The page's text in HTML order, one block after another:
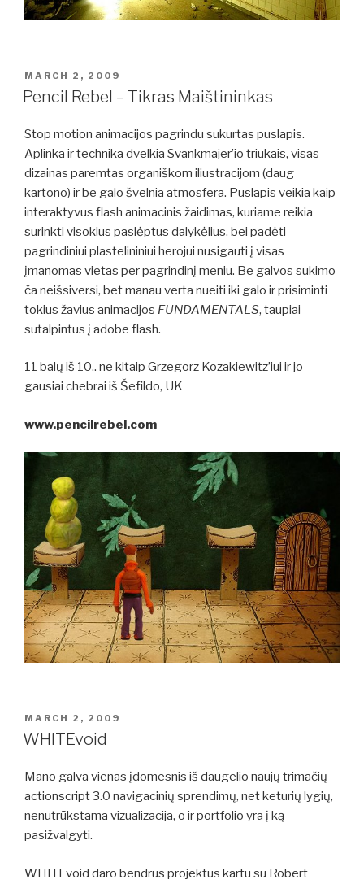
POSTED
ON
MARCH 2, 2009
Pencil Rebel – Tikras Maištininkas
Stop motion animacijos pagrindu sukurtas puslapis.
Aplinka ir technika dvelkia Svankmajer’io triukais, visas
dizainas paremtas organiškom iliustracijom (daug
kartono) ir be galo švelnia atmosfera. Puslapis veikia kaip
interaktyvus flash animacinis žaidimas, kuriame reikia
surinkti visokius paslėptus dalykėlius, bei padėti
pagrindiniui plastelininiui herojui nusigauti į visas
įmanomas vietas per pagrindinį meniu. Be galvos sukimo
ča neišsiversi, bet manau verta nueiti iki galo ir prisiminti
tokius žavius animacijos FUNDAMENTALS, taupiai
sutalpintus į adobe flash.
11 balų iš 10.. ne kitaip Grzegorz Kozakiewitz’iui ir jo
gausiai chebrai iš Šefildo, UK
www.pencilrebel.com
POSTED
ON
MARCH 2, 2009
WHITEvoid
Mano galva vienas įdomesnis iš daugelio naujų trimačių
actionscript 3.0 navigacinių sprendimų, net keturių lygių,
nenutrūkstama vizualizacija, o ir portfolio yra į ką
pasižvalgyti.
WHITEvoid daro bendrus projektus kartu su Robert